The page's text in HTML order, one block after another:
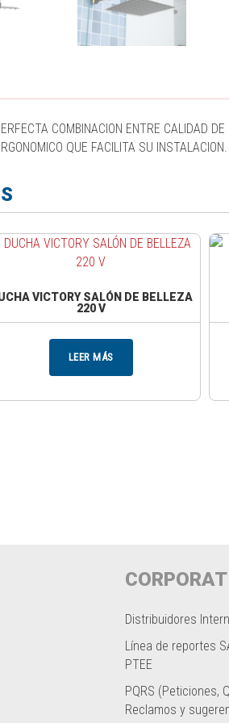
COMBINACION ENTRE CALIDAD
QUE FACILITA SU
VICTORY SALÓN DE BELLEZA
220 V
LEER MÁS
Distribuidores
Línea de reportes
PTEE
PQRS (Peticiones,
Reclamos y